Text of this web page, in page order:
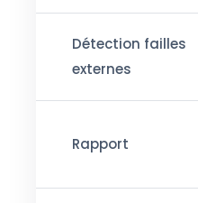
Détection failles
externes
Rapport